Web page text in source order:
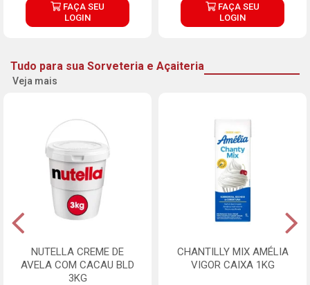
FAÇA SEU
LOGIN
FAÇA SEU
LOGIN
Tudo para sua Sorveteria e Açaiteria
Veja mais
NUTELLA CREME DE
AVELA COM CACAU BLD
3KG
CHANTILLY MIX AMÉLIA
VIGOR CAIXA 1KG